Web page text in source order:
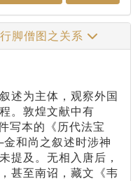
脚僧图之关系
为主体，观察外国
。敦煌文献中有
写本的《历代法宝
和尚之叙述时涉神
提及。无相入唐后，
甚至南诏，藏文《韦